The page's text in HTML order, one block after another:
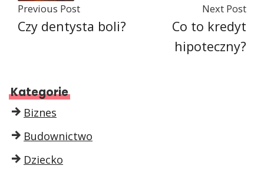
Previous Post
Czy dentysta boli?
Next Post
Co to kredyt
hipoteczny?
Kategorie
Biznes
Budownictwo
Dziecko